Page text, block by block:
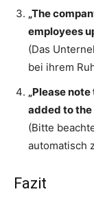
„The
employees
(Das
bei ihrem
„Please
added to the
(Bitte
automatisch
Fazit